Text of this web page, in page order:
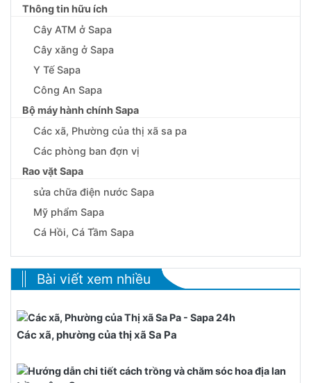
Thông tin hữu ích
Cây ATM ở Sapa
Cây xăng ở Sapa
Y Tế Sapa
Công An Sapa
Bộ máy hành chính Sapa
Các xã, Phường của thị xã sa pa
Các phòng ban đợn vị
Rao vặt Sapa
sửa chữa điện nước Sapa
Mỹ phẩm Sapa
Cá Hồi, Cá Tầm Sapa
Bài viết xem nhiều
Các xã, phường của thị xã Sa Pa